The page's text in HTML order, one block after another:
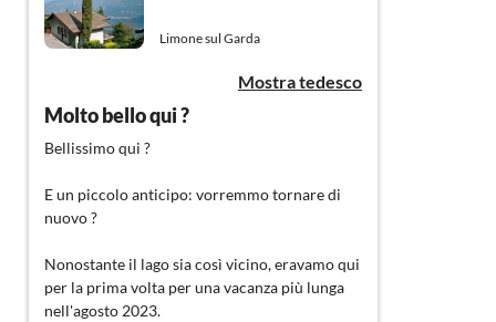
Limone sul Garda
Mostra tedesco
Molto bello qui ?
Bellissimo qui ?
E un piccolo anticipo: vorremmo tornare di
nuovo ?
Nonostante il lago sia così vicino, eravamo qui
per la prima volta per una vacanza più lunga
nell'agosto 2023.